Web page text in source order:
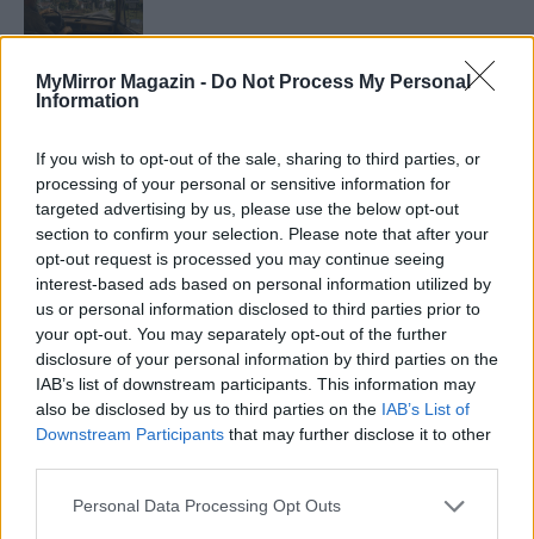
MyMirror Magazin - Do Not Process My Personal
Information
If you wish to opt-out of the sale, sharing to third parties, or
processing of your personal or sensitive information for
targeted advertising by us, please use the below opt-out
section to confirm your selection. Please note that after your
opt-out request is processed you may continue seeing
interest-based ads based on personal information utilized by
us or personal information disclosed to third parties prior to
your opt-out. You may separately opt-out of the further
disclosure of your personal information by third parties on the
IAB’s list of downstream participants. This information may
also be disclosed by us to third parties on the IAB’s List of
Downstream Participants that may further disclose it to other
Personal Data Processing Opt Outs
T. szereti a fiatal lányokat 14. rész
Pedig szóltam… – Miért nem hiszünk a
nőknek, amikor segítséget kérnek?
A legidegesítőbb kifejezések laza
gyűjteménye